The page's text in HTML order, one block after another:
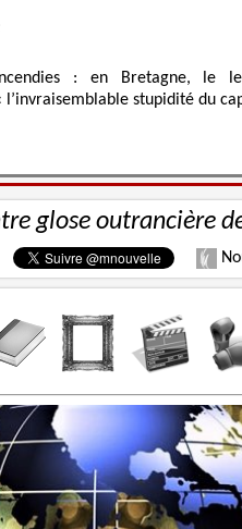
: en Bretagne, le
l’invraisemblable stupidité du
glose outrancière